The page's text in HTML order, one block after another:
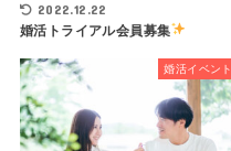
2022.12.22
婚活トライアル会員募集
婚活イベント